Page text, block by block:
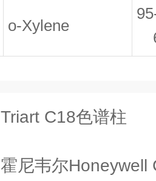
o-Xylene
Triart C18色谱柱
霍尼韦尔Honeywell